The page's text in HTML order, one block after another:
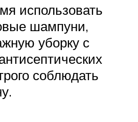
использовать
шампуни,
уборку с
соблюдать